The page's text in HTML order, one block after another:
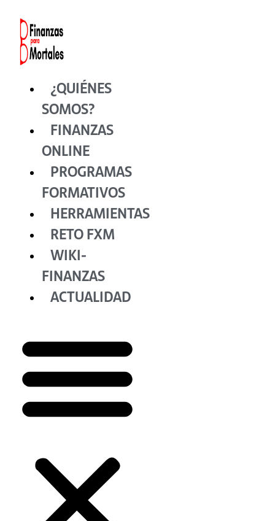
contenido
¿QUIÉNES
SOMOS?
FINANZAS
ONLINE
PROGRAMAS
FORMATIVOS
HERRAMIENTAS
RETO FXM
WIKI-
FINANZAS
ACTUALIDAD